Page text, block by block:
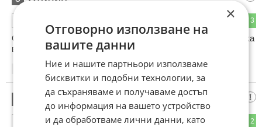
3
0
Стига с тая Ебола,еболата е полезна ,вижте само в Африка
всяка година по 100 милиона примата се развъждат
16.06.2026
Как започна к 19
2
ОТГОВОР
×
Отговорно използване на
вашите данни
Ние и нашите партньори използваме
бисквитки и подобни технологии, за
да съхраняваме и получаваме достъп
до информация на вашето устройство
и да обработваме лични данни, като